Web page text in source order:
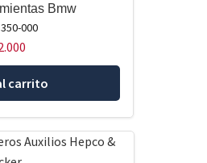
Bmw
000
carrito